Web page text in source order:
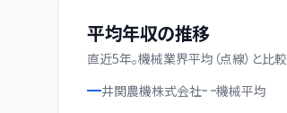
平均年収の推移
直近5年。機械業界平均（点線）と比較
井関農機株式会社
機械平均